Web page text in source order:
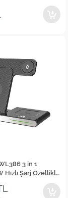
3 in 1
Hızlı Şarj Özellikli
Şarj Standı